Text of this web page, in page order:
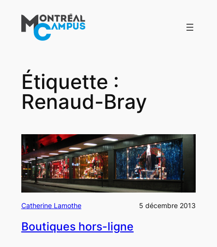
contenu
Étiquette :
Renaud-Bray
Catherine Lamothe 5 décembre 2013
Boutiques hors-ligne